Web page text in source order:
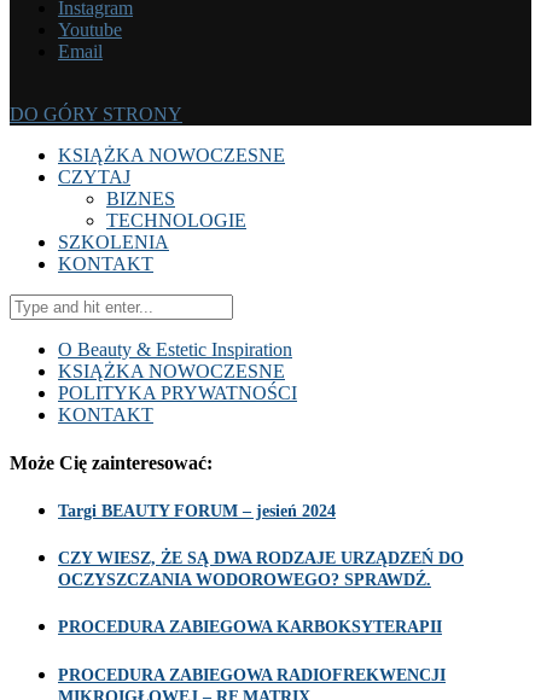
Instagram
Youtube
Email
DO GÓRY STRONY
KSIĄŻKA NOWOCZESNE
CZYTAJ
BIZNES
TECHNOLOGIE
SZKOLENIA
KONTAKT
O Beauty & Estetic Inspiration
KSIĄŻKA NOWOCZESNE
POLITYKA PRYWATNOŚCI
KONTAKT
Może Cię zainteresować:
Targi BEAUTY FORUM – jesień 2024
CZY WIESZ, ŻE SĄ DWA RODZAJE URZĄDZEŃ DO
OCZYSZCZANIA WODOROWEGO? SPRAWDŹ.
PROCEDURA ZABIEGOWA KARBOKSYTERAPII
PROCEDURA ZABIEGOWA RADIOFREKWENCJI